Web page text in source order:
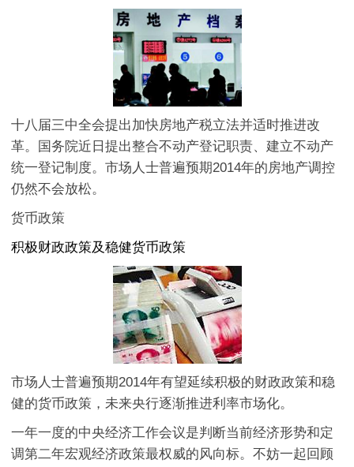
十八届三中全会提出加快房地产税立法并适时推进改
革。国务院近日提出整合不动产登记职责、建立不动产
统一登记制度。市场人士普遍预期2014年的房地产调控
仍然不会放松。
货币政策
积极财政政策及稳健货币政策
市场人士普遍预期2014年有望延续积极的财政政策和稳
健的货币政策，未来央行逐渐推进利率市场化。
一年一度的中央经济工作会议是判断当前经济形势和定
调第二年宏观经济政策最权威的风向标。不妨一起回顾